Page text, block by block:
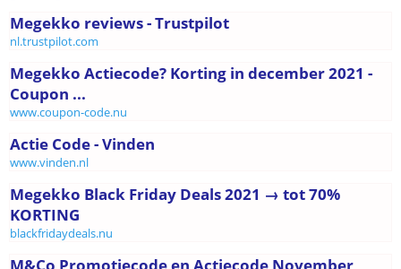
Megekko reviews - Trustpilot
nl.trustpilot.com
Megekko Actiecode? Korting in december 2021 -
Coupon ...
www.coupon-code.nu
Actie Code - Vinden
www.vinden.nl
Megekko Black Friday Deals 2021 → tot 70%
KORTING
blackfridaydeals.nu
M&Co Promotiecode en Actiecode November